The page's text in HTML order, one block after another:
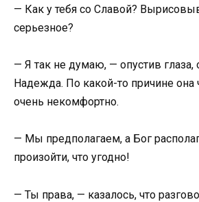
— Как у тебя со Славой?
серьезное?
— Я так не думаю, — опустив глаза,
Надежда. По какой-то причине она
очень некомфортно.
— Мы предполагаем, а Бог
произойти, что угодно!
— Ты права, — казалось, что